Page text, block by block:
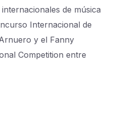
de música
Internacional de
y el Fanny
Competition entre